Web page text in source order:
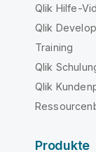
Qlik Hilfe-
Qlik
Training
Qlik
Qlik
Produkte